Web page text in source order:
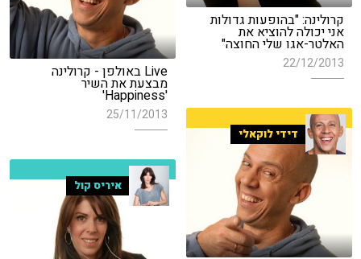
קרולינה: "בהופעות גדולות
אני יכולה להוציא את
האלטר-אגו שלי החוצה"
22/12/2013 Live באולפן - קרולינה
מבצעת את השיר
'Happiness'
25/11/2013
דידי לוקאלי
איריס קול